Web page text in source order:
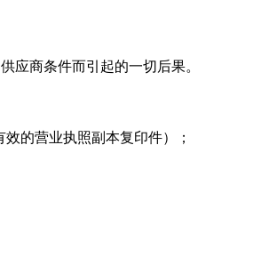
应商条件而引起的一切后果。
的营业执照副本复印件）；